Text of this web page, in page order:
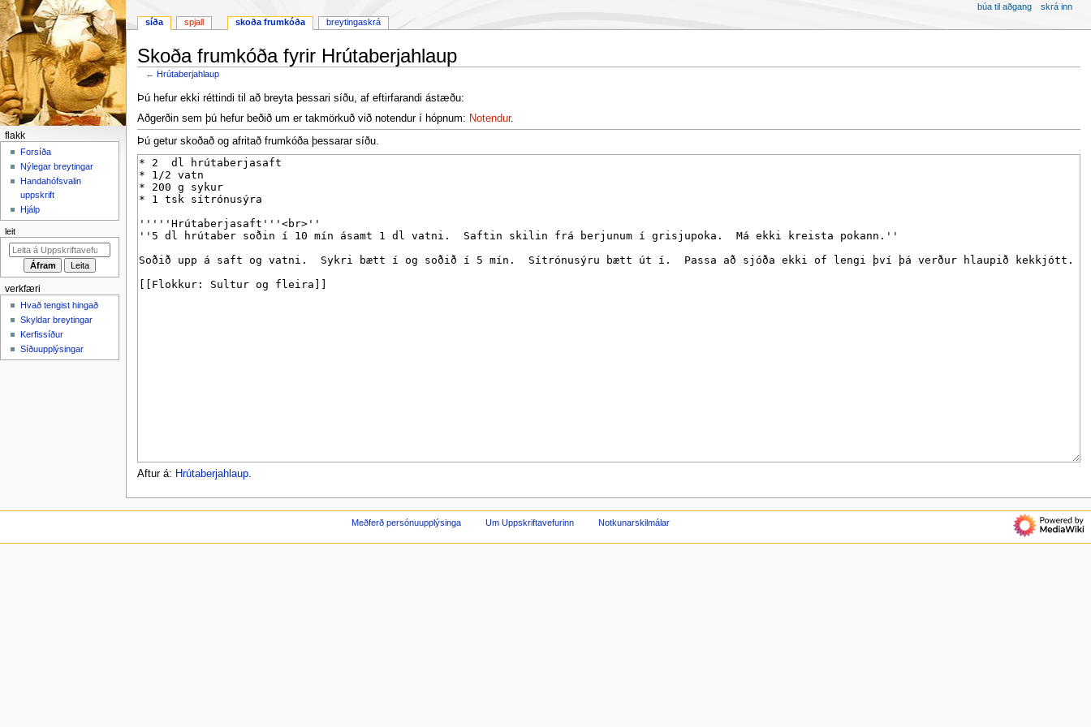
Skoða frumkóða fyrir Hrútaberjahlaup
← Hrútaberjahlaup
Fara
í
flakk
Fara
í
leit
Þú hefur ekki réttindi til að breyta þessari síðu, af eftirfarandi ástæðu:
Aðgerðin sem þú hefur beðið um er takmörkuð við notendur í hópnum: Notendur.
Þú getur skoðað og afritað frumkóða þessarar síðu.
Aftur á: Hrútaberjahlaup.
F
v
m
y
síða spjall skoða frumkóða breytingaskrá
búa til aðgang skrá inn
flakk
Forsíða
Nýlegar breytingar
Handahófsvalin
uppskrift
Hjálp
leit
verkfæri
Hvað tengist hingað
Skyldar breytingar
Kerfissíður
Síðuupplýsingar
Meðferð persónuupplýsinga Um Uppskriftavefurinn Notkunarskilmálar